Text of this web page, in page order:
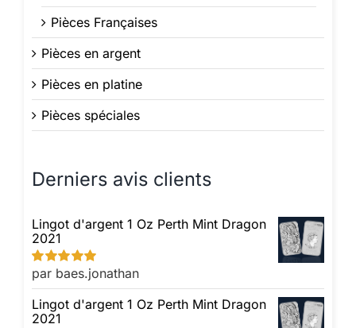
Pièces Françaises
Pièces en argent
Pièces en platine
Pièces spéciales
Derniers avis clients
Lingot d'argent 1 Oz Perth Mint Dragon
2021
Note 5sur 5
par baes.jonathan
Lingot d'argent 1 Oz Perth Mint Dragon
2021